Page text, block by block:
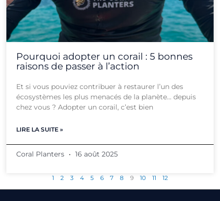
Pourquoi adopter un corail : 5 bonnes
raisons de passer à l’action
Et si vous pouviez contribuer à restaurer l’un des
écosystèmes les plus menacés de la planète… depuis
chez vous ? Adopter un corail, c’est bien
LIRE LA SUITE »
Coral Planters 16 août 2025
1 2 3 4 5 6 7 8 9 10 11 12